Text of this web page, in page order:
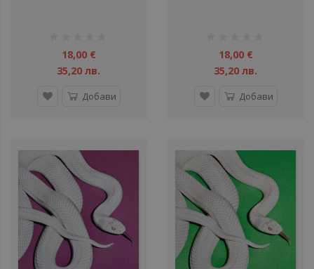
18,00 €
35,20 лв.
Добави
18,00 €
35,20 лв.
Добави